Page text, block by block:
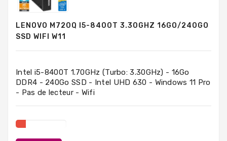
Durs
Composants
Composants
PC
Portables
Destockage
LENOVO M720Q I5-8400T 3.30GHZ 16GO/240GO
SSD WIFI W11
Intel i5-8400T 1.70GHz (Turbo: 3.30GHz) - 16Go
DDR4 - 240Go SSD - Intel UHD 630 - Windows 11 Pro
- Pas de lecteur - Wifi